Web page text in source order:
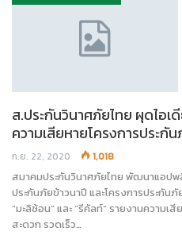
ส.ประกันวินาศภัยไทย ผุดไอเ
ความเสียหายโครงการประกั
ก.ย. 22, 2020 1,018
สมาคมประกันวินาศภัยไทย พัฒนาแอปพ
ประกันภัยข้าวนาปี และโครงการประกัน
“มะลิซ้อน” และ “รีคัลท์” รายงานความ
สะดวก รวดเร็ว…